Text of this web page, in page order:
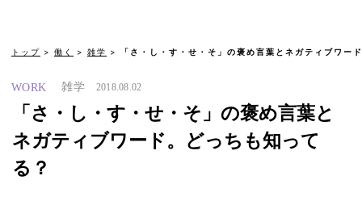
トップ 働く 雑学 「さ・し・す・せ・そ」の褒め言葉とネガティブワー
WORK 雑学 2018.08.02
「さ・し・す・せ・そ」の褒め言葉と
ネガティブワード。どっちも知って
る？